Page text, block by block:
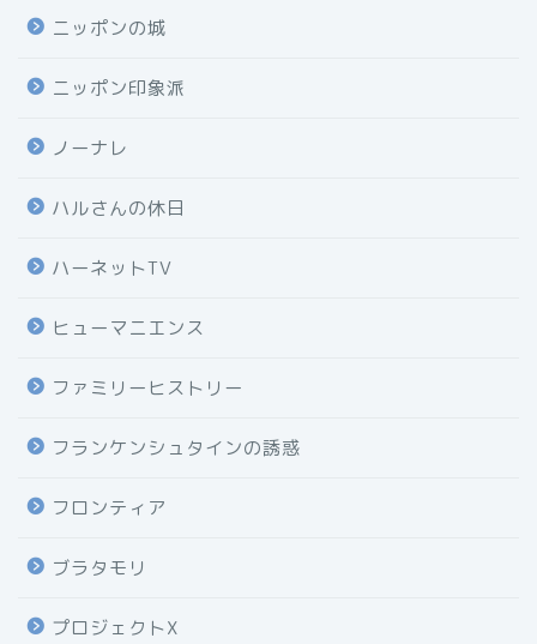
ニッポンの城
ニッポン印象派
ノーナレ
ハルさんの休日
ハーネットTV
ヒューマニエンス
ファミリーヒストリー
フランケンシュタインの誘惑
フロンティア
ブラタモリ
プロジェクトX